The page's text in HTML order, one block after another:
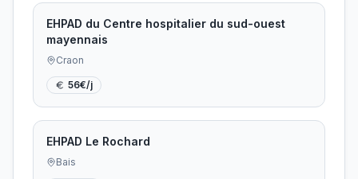
EHPAD du Centre hospitalier du sud-ouest
mayennais
Craon
56€/j
EHPAD Le Rochard
Bais